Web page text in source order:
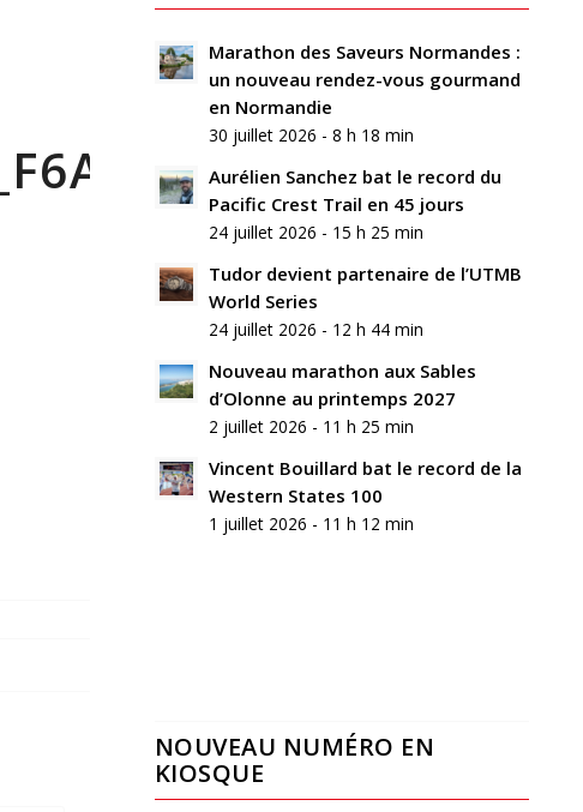
Marathon des Saveurs Normandes :
un nouveau rendez-vous gourmand
en Normandie
30 juillet 2026 - 8 h 18 min
Aurélien Sanchez bat le record du
Pacific Crest Trail en 45 jours
24 juillet 2026 - 15 h 25 min
Tudor devient partenaire de l’UTMB
World Series
24 juillet 2026 - 12 h 44 min
Nouveau marathon aux Sables
d’Olonne au printemps 2027
2 juillet 2026 - 11 h 25 min
Vincent Bouillard bat le record de la
Western States 100
1 juillet 2026 - 11 h 12 min
NOUVEAU NUMÉRO EN
KIOSQUE